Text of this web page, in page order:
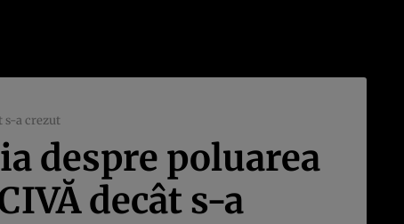
s-a crezut
despre poluarea
decât s-a